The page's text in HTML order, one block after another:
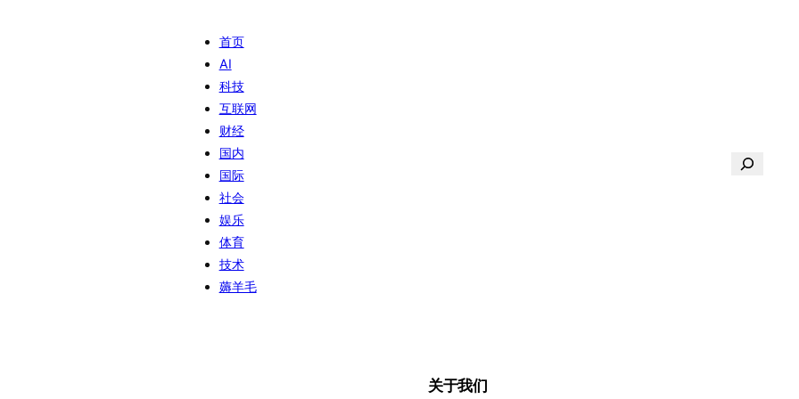
首页
AI
科技
互联网
财经
国内
国际
社会
娱乐
体育
技术
薅羊毛
搜
关于我们